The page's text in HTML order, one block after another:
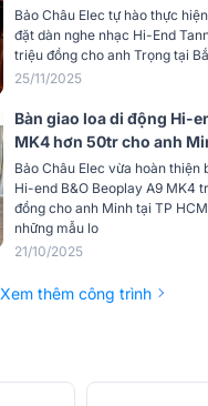
Turnberry GR,
Cambridge Audio
Bảo Châu Elec tự hào thực
đặt dàn nghe nhạc Hi-End
triệu đồng cho anh Trọng tại
25/11/2025
Bàn giao loa di động Hi-
MK4 hơn 50tr cho anh
Bảo Châu Elec vừa hoàn thiện
Hi-end B&O Beoplay A9 MK4
đồng cho anh Minh tại TP
những mẫu lo
21/10/2025
Xem thêm công trình